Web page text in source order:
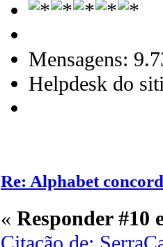
Mensagens:
Helpdesk do
Re: Alphabet
« Responder #10